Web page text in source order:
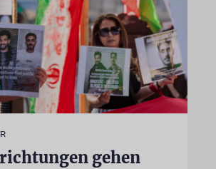
gehen